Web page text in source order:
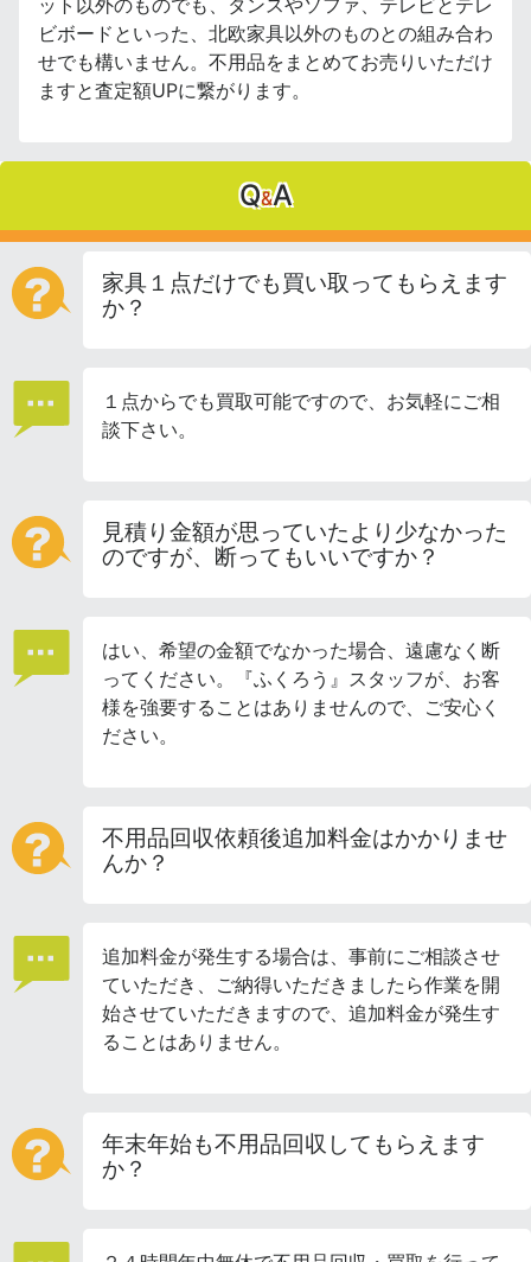
ット以外のものでも、タンスやソファ、テレビとテレ
ビボードといった、北欧家具以外のものとの組み合わ
せでも構いません。不用品をまとめてお売りいただけ
ますと査定額UPに繋がります。
Q&A
家具１点だけでも買い取ってもらえます
か？
１点からでも買取可能ですので、お気軽にご相
談下さい。
見積り金額が思っていたより少なかった
のですが、断ってもいいですか？
はい、希望の金額でなかった場合、遠慮なく断
ってください。『ふくろう』スタッフが、お客
様を強要することはありませんので、ご安心く
ださい。
不用品回収依頼後追加料金はかかりませ
んか？
追加料金が発生する場合は、事前にご相談させ
ていただき、ご納得いただきましたら作業を開
始させていただきますので、追加料金が発生す
ることはありません。
年末年始も不用品回収してもらえます
か？